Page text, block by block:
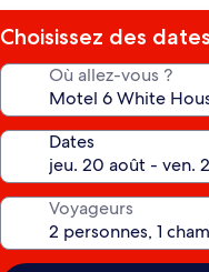
Choisissez des
Où allez-vous ?
Dates
Voyageurs